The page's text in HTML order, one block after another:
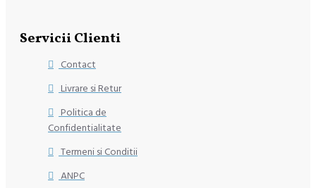
Servicii Clienti
Contact
Livrare si Retur
Politica de
Confidentialitate
Termeni si Conditii
ANPC